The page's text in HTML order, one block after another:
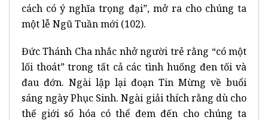
cách có ý nghĩa trọng đại”, mở ra cho chúng ta
một lễ Ngũ Tuần mới (102).
Đức Thánh Cha nhắc nhở người trẻ rằng “có một
lối thoát” trong tất cả các tình huống đen tối và
đau đớn. Ngài lập lại đoạn Tin Mừng về buổi
sáng ngày Phục Sinh. Ngài giải thích rằng dù cho
thế giới số hóa có thể đem đến cho chúng ta